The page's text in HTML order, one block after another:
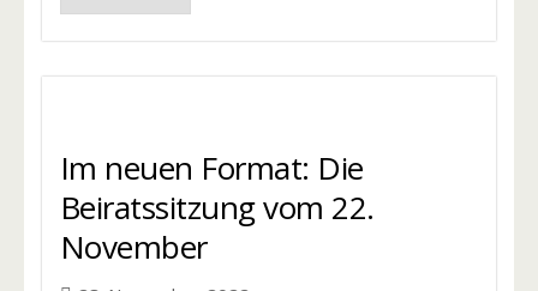
Im neuen Format: Die
Beiratssitzung vom 22.
November